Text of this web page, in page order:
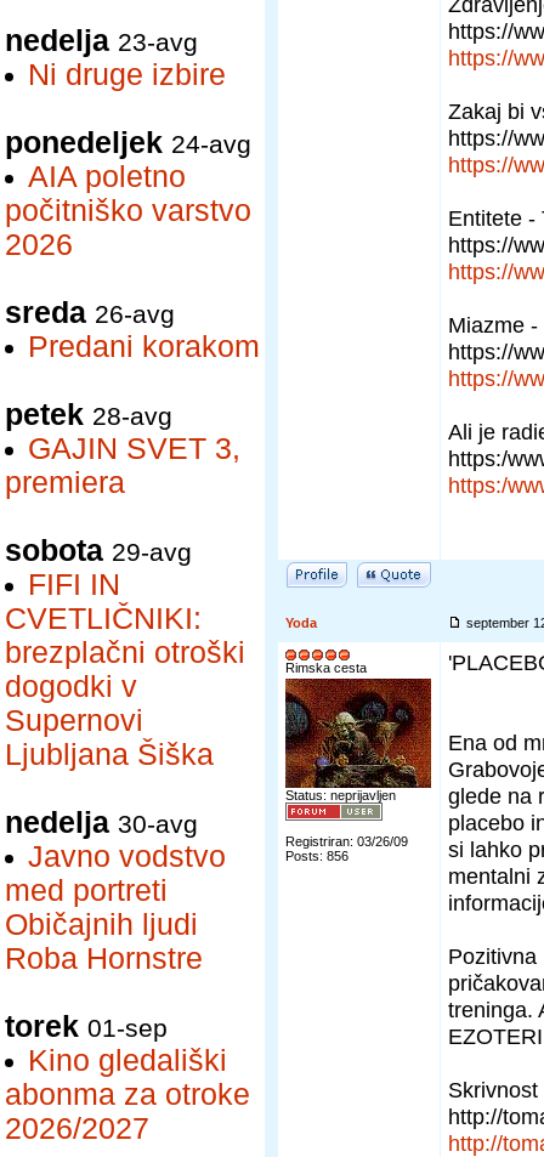
nedelja 23-avg
Ni druge izbire
ponedeljek 24-avg
AIA poletno
počitniško varstvo
2026
sreda 26-avg
Predani korakom
petek 28-avg
GAJIN SVET 3,
premiera
sobota 29-avg
FIFI IN
CVETLIČNIKI:
brezplačni otroški
dogodki v
Supernovi
Ljubljana Šiška
nedelja 30-avg
Javno vodstvo
med portreti
Običajnih ljudi
Roba Hornstre
torek 01-sep
Kino gledališki
abonma za otroke
2026/2027
https://
https://
Zakaj bi
https://
https://
Entitete -
https://
https://
Miazme
https://
https://
Ali je
https:/
https:/
Yoda september
Rimska cesta
Status: neprijavljen
Registriran: 03/26/09
Posts: 856
Ena od
glede na
placebo
si lahko
mentalni
Pozitivna
treninga.
http://
http://